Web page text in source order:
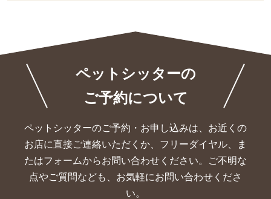
ペットシッターの
ご予約について
ペットシッターのご予約・お申し込みは、お近くの
お店に直接ご連絡いただくか、 フリーダイヤル、ま
たはフォームからお問い合わせください。ご不明な
点やご質問なども、お気軽にお問い合わせくださ
い。